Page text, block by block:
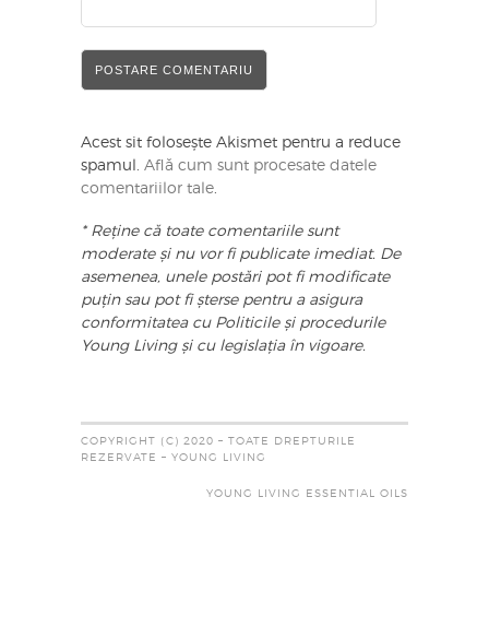
Acest sit folosește Akismet pentru a reduce
spamul. Află cum sunt procesate datele
comentariilor tale.
* Reține că toate comentariile sunt
moderate și nu vor fi publicate imediat. De
asemenea, unele postări pot fi modificate
puțin sau pot fi șterse pentru a asigura
conformitatea cu Politicile și procedurile
Young Living și cu legislația în vigoare.
COPYRIGHT (C) 2020 – TOATE DREPTURILE
REZERVATE – YOUNG LIVING
YOUNG LIVING ESSENTIAL OILS